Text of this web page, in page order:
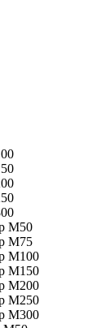
М50
М75
М100
М150
М200
М250
М300